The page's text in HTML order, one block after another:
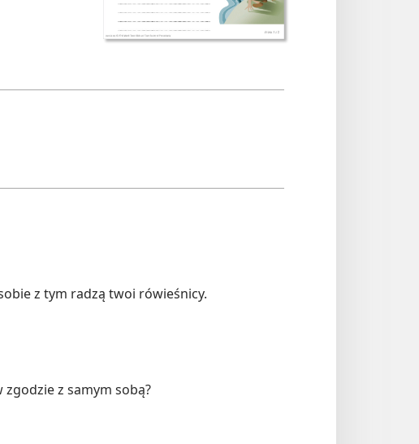
z tym radzą twoi rówieśnicy.
z samym sobą?